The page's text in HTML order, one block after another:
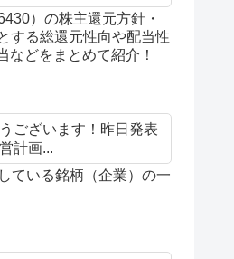
）の株主還元方針・
する総還元性向や配当性
などをまとめて紹介！
ございます！昨日発表
計画...
ている銘柄（企業）の一